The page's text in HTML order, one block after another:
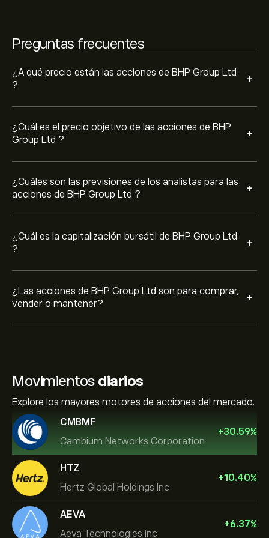
Preguntas frecuentes
¿A qué precio están las acciones de BHP Group Ltd
?
+
¿Cuál es el precio objetivo de las acciones de BHP
Group Ltd ?
+
¿Cuáles son las previsiones de los analistas para las
acciones de BHP Group Ltd ?
+
¿Cuál es la capitalización bursátil de BHP Group Ltd
?
+
¿Las acciones de BHP Group Ltd son para comprar,
vender o mantener?
+
Basado en las recomendaciones de 10 analistas para
Mantenga.
Movimientos diarios
Explore los mayores motores de acciones del mercado.
CMBMF
Cambium Networks Corporation
+30.59%
HTZ
Hertz Global Holdings Inc
+10.40%
AEVA
Aeva Technologies Inc
+6.37%